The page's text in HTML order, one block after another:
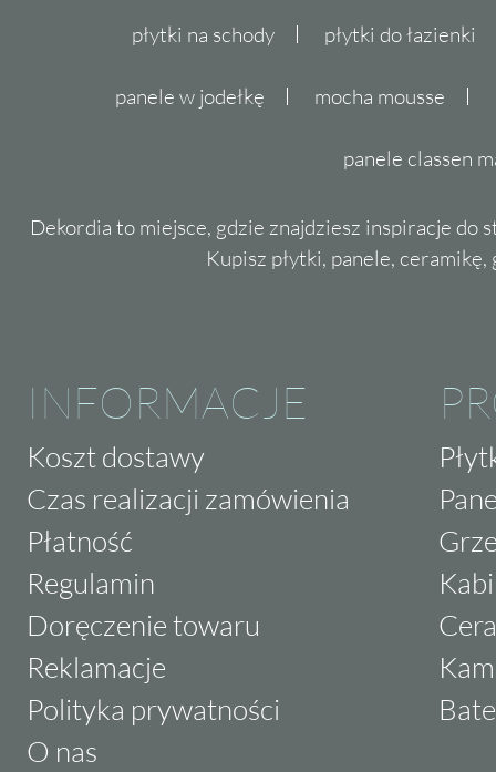
płytki na schody płytki do łazienki
panele w jodełkę mocha mousse
panele classen
Dekordia to miejsce, gdzie znajdziesz inspiracje do
Kupisz płytki, panele,
INFORMACJE
Koszt dostawy
Czas realizacji zamówienia
Płatność
Regulamin
Doręczenie towaru
Reklamacje
Polityka prywatności
O nas